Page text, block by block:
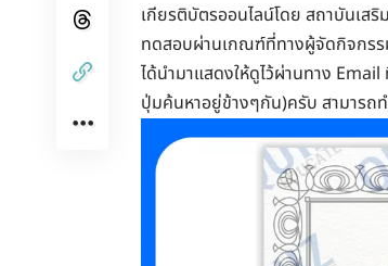
เกียรติบัตรออนไลน์โดย สถาบันเส
ทดสอบผ่านเกณฑ์ที่ทางผู้จัดกิจกรร
ได้นำมาแสดงให้ดูไว้ผ่านทาง
ปุ่มค้นหาอยู่ข้างๆกัน)ครับ สามาร